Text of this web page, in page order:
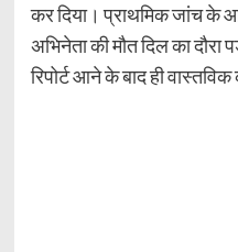
कर दिया। प्राथमिक जांच के
अभिनेता की मौत दिल का दौरा
रिपोर्ट आने के बाद ही